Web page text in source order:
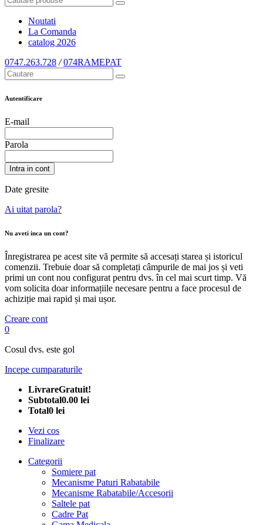
Noutati
La Comanda
catalog 2026
0747.263.728 / 074RAMEPAT
Autentificare
E-mail
Parola
Intra in cont
Date gresite
Ai uitat parola?
Nu aveti inca un cont?
Înregistrarea pe acest site vă permite să accesați starea și istoricul
comenzii. Trebuie doar să completați câmpurile de mai jos și veti
primi un cont nou configurat pentru dvs. în cel mai scurt timp. Vă
vom solicita doar informațiile necesare pentru a face procesul de
achiziție mai rapid și mai ușor.
Creare cont
0
Cosul dvs. este gol
Incepe cumparaturile
LivrareGratuit!
Subtotal0.00 lei
Total0 lei
Vezi cos
Finalizare
Categorii
Somiere pat
Mecanisme Paturi Rabatabile
Mecanisme Rabatabile/Accesorii
Saltele pat
Cadre Pat